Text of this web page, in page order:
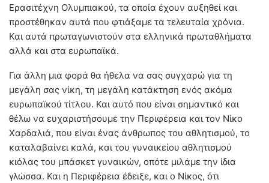
Ερασιτέχνη Ολυμπιακού, τα οποία έχουν αυξηθεί και
προστέθηκαν αυτά που φτιάξαμε τα τελευταία χρόνια.
Και αυτά πρωταγωνιστούν στα ελληνικά πρωταθλήματα
αλλά και στα ευρωπαϊκά.
Για άλλη μια φορά θα ήθελα να σας συγχαρώ για τη
μεγάλη σας νίκη, τη μεγάλη κατάκτηση ενός ακόμα
ευρωπαϊκού τίτλου. Και αυτό που είναι σημαντικό και
θέλω να ευχαριστήσουμε την Περιφέρεια και τον Νίκο
Χαρδαλιά, που είναι ένας άνθρωπος του αθλητισμού, το
καταλαβαίνει καλά, και του γυναικείου αθλητισμού
κιόλας του μπάσκετ γυναικών, οπότε μιλάμε την ίδια
γλώσσα. Και η Περιφέρεια έδειξε, και ο Νίκος, ότι